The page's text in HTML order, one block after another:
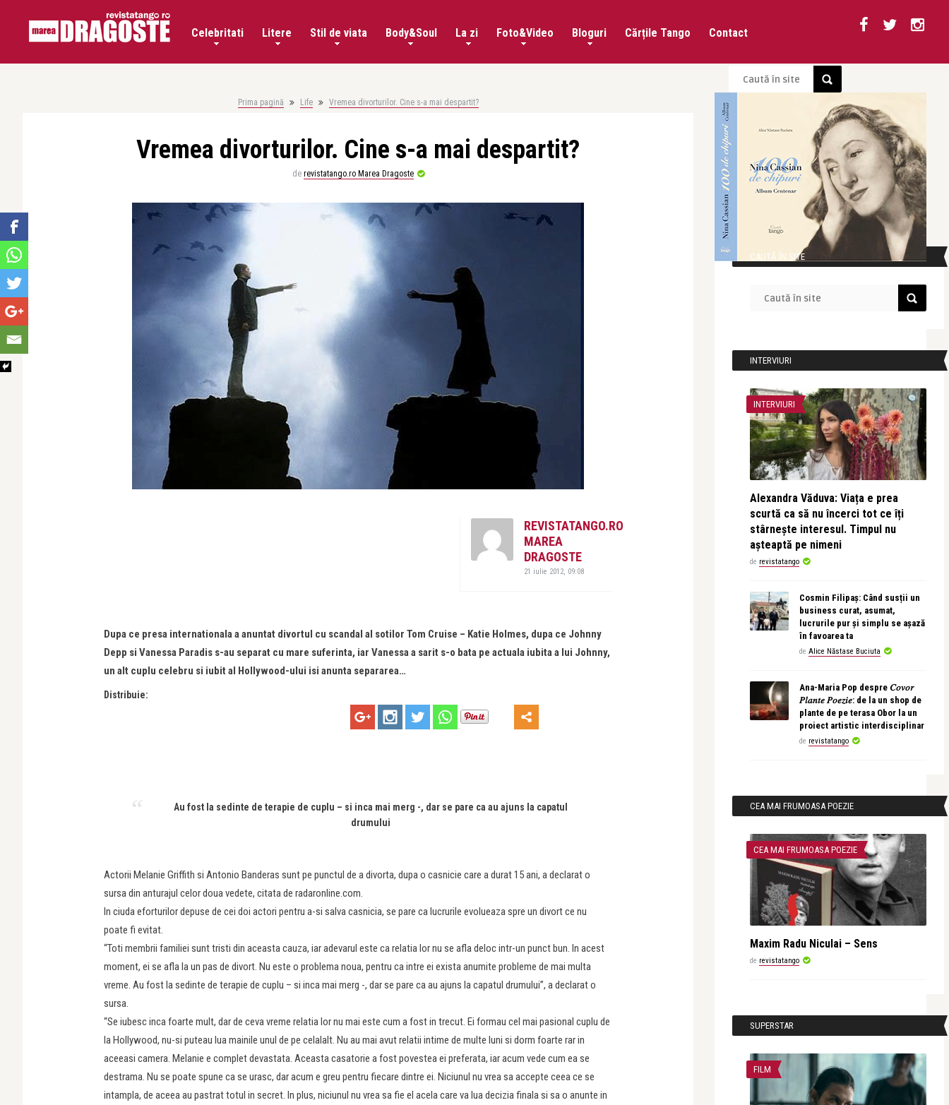
Celebritati Litere Stil de viata Body&Soul La zi Foto&Video Bloguri Cărțile Tango Contact
Prima pagină Life Vremea divorturilor. Cine s-a mai despartit?
Vremea divorturilor. Cine s-a mai despartit?
de revistatango.ro Marea Dragoste
REVISTATANGO.RO
MAREA
DRAGOSTE
21 iulie 2012, 09:08
Dupa ce presa internationala a anuntat divortul cu scandal al sotilor Tom Cruise – Katie Holmes, dupa ce Johnny
Depp si Vanessa Paradis s-au separat cu mare suferinta, iar Vanessa a sarit s-o bata pe actuala iubita a lui Johnny,
un alt cuplu celebru si iubit al Hollywood-ului isi anunta separarea…
Distribuie:
Au fost la sedinte de terapie de cuplu – si inca mai merg -, dar se pare ca au ajuns la capatul
drumului
Actorii Melanie Griffith si Antonio Banderas sunt pe punctul de a divorta, dupa o casnicie care a durat 15 ani, a declarat o
sursa din anturajul celor doua vedete, citata de radaronline.com.
In ciuda eforturilor depuse de cei doi actori pentru a-si salva casnicia, se pare ca lucrurile evolueaza spre un divort ce nu
poate fi evitat.
“Toti membrii familiei sunt tristi din aceasta cauza, iar adevarul este ca relatia lor nu se afla deloc intr-un punct bun. In acest
moment, ei se afla la un pas de divort. Nu este o problema noua, pentru ca intre ei exista anumite probleme de mai multa
vreme. Au fost la sedinte de terapie de cuplu – si inca mai merg -, dar se pare ca au ajuns la capatul drumului”, a declarat o
sursa.
“Se iubesc inca foarte mult, dar de ceva vreme relatia lor nu mai este cum a fost in trecut. Ei formau cel mai pasional cuplu de
la Hollywood, nu-si puteau lua mainile unul de pe celalalt. Nu au mai avut relatii intime de multe luni si dorm foarte rar in
aceeasi camera. Melanie e complet devastata. Aceasta casatorie a fost povestea ei preferata, iar acum vede cum ea se
destrama. Nu se poate spune ca se urasc, dar acum e greu pentru fiecare dintre ei. Niciunul nu vrea sa accepte ceea ce se
intampla, de aceea au pastrat totul in secret. In plus, niciunul nu vrea sa fie el acela care va lua decizia finala si sa o anunte in
CAUTĂ ÎN SITE
INTERVIURI
INTERVIURI
Alexandra Văduva: Viața e prea
scurtă ca să nu încerci tot ce îți
stârnește interesul. Timpul nu
așteaptă pe nimeni
de revistatango
Cosmin Filipaș: Când susții un
business curat, asumat,
lucrurile pur și simplu se așază
în favoarea ta
de Alice Năstase Buciuta
Ana-Maria Pop despre 𝐶𝑜𝑣𝑜𝑟
𝑃𝑙𝑎𝑛𝑡𝑒 𝑃𝑜𝑒𝑧𝑖𝑒: de la un shop de
plante de pe terasa Obor la un
proiect artistic interdisciplinar
de revistatango
CEA MAI FRUMOASA POEZIE
CEA MAI FRUMOASA POEZIE
Maxim Radu Niculai – Sens
de revistatango
SUPERSTAR
FILM